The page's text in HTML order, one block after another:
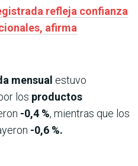
refleja confianza
afirma
mensual estuvo
los productos
-0,4 %, mientras que los
-0,6 %.